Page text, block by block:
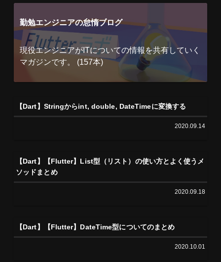
勤勉エンジニアの怠惰ブログ
現役エンジニアがITについての情報を共有していく
マガジンです。 (157本)
【Dart】Stringからint, double, DateTimeに変換する
2020.09.14
【Dart】【Flutter】List型（リスト）の使い方とよく使うメ
ソッドまとめ
2020.09.18
【Dart】【Flutter】DateTime型についてのまとめ
2020.10.01